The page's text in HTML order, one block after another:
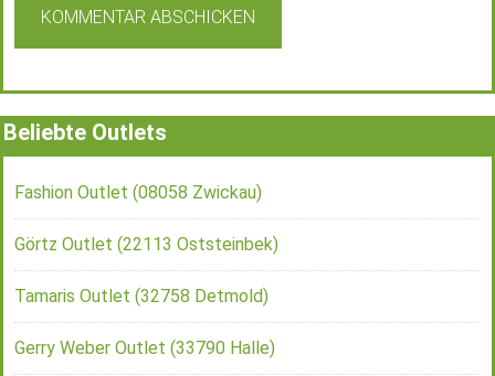
Beliebte Outlets
Fashion Outlet (08058 Zwickau)
Görtz Outlet (22113 Oststeinbek)
Tamaris Outlet (32758 Detmold)
Gerry Weber Outlet (33790 Halle)